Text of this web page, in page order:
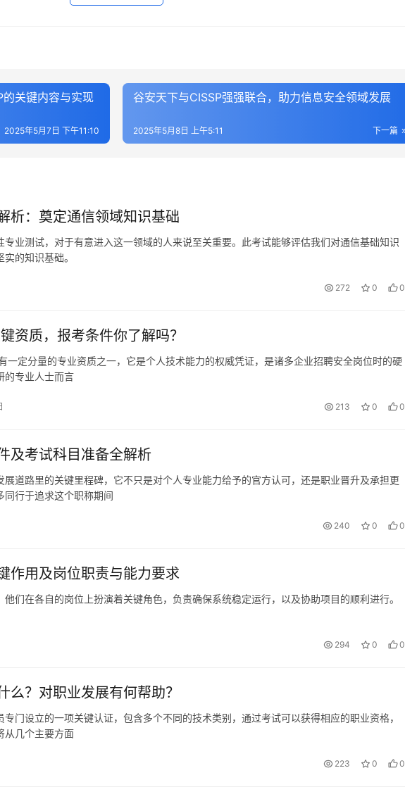
关键内容与实现
2025年5月7日 下午11:10
谷安天下与CISSP强强联合，助力信息安全领域发展
下一篇
2025年5月8日 上午5:11
析：奠定通信领域知识基础
业测试，对于有意进入这一领域的人来说至关重要。此考试能够评估我们对通信基础知识
的知识基础。
272 0 0
资质，报考条件你了解吗？
一定分量的专业资质之一，它是个人技术能力的权威凭证，是诸多企业招聘安全岗位时的硬
的专业人士而言
213 0 0
及考试科目准备全解析
道路里的关键里程碑，它不只是对个人专业能力给予的官方认可，还是职业晋升及承担更
同行于追求这个职称期间
240 0 0
作用及岗位职责与能力要求
们在各自的岗位上扮演着关键角色，负责确保系统稳定运行，以及协助项目的顺利进行。
294 0 0
么？对职业发展有何帮助？
门设立的一项关键认证，包含多个不同的技术类别，通过考试可以获得相应的职业资格，
从几个主要方面
223 0 0